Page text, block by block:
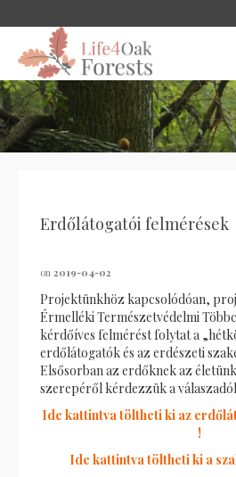
Erdőlátogatói felmérések
on 2019-04-02
Projektünkhöz kapcsolódóan,
Érmelléki Természetvédelmi
kérdőíves felmérést folytat a
erdőlátogatók és az erdészeti
Elsősorban az erdőknek az
szerepéről kérdezzük a
Ide kattintva töltheti ki az
!
Ide kattintva töltheti ki a